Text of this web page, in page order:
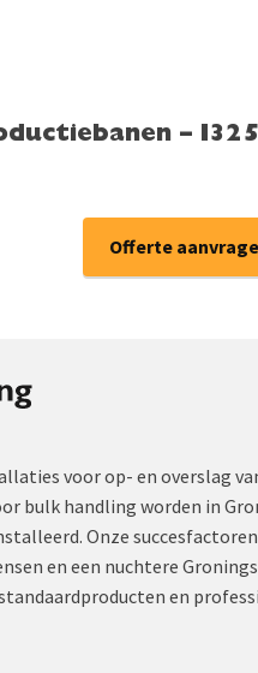
– I325
Offerte
voor op- en overslag
bulk handling worden in
Onze
en een nuchtere
en